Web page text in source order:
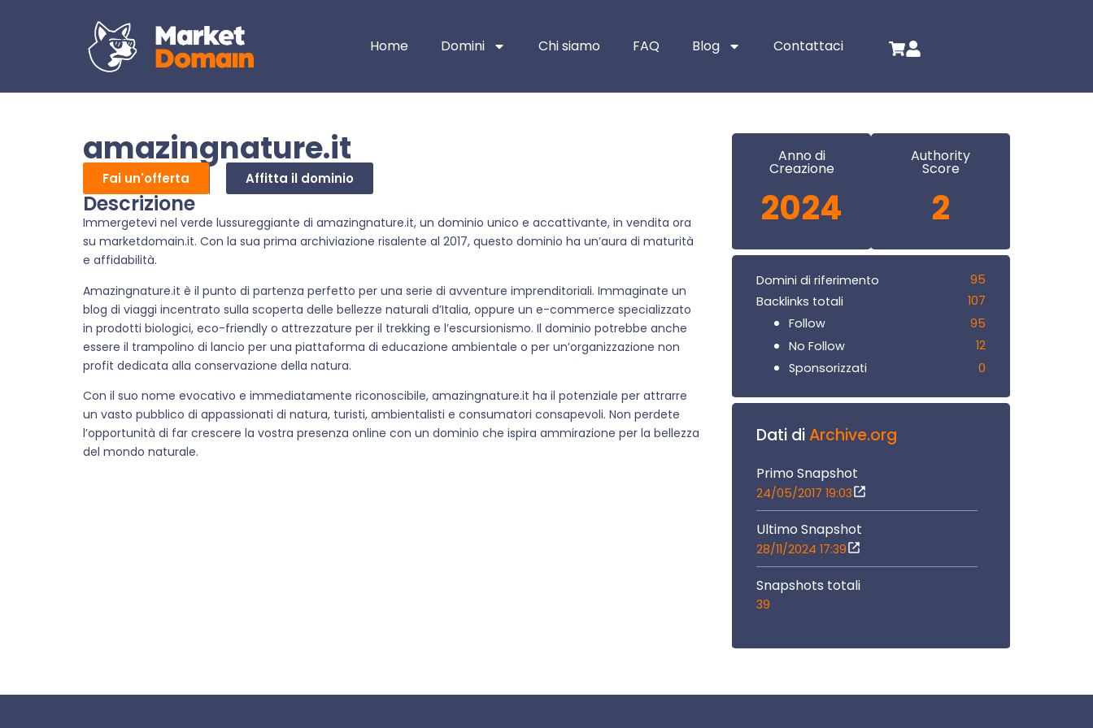
Home Domini Chi siamo FAQ Blog Contattaci
amazingnature.it
Fai un'offerta Affitta il dominio
Descrizione
Immergetevi nel verde lussureggiante di amazingnature.it, un dominio unico e accattivante, in vendita ora
su marketdomain.it. Con la sua prima archiviazione risalente al 2017, questo dominio ha un’aura di maturità
e affidabilità.
Amazingnature.it è il punto di partenza perfetto per una serie di avventure imprenditoriali. Immaginate un
blog di viaggi incentrato sulla scoperta delle bellezze naturali d’Italia, oppure un e-commerce specializzato
in prodotti biologici, eco-friendly o attrezzature per il trekking e l’escursionismo. Il dominio potrebbe anche
essere il trampolino di lancio per una piattaforma di educazione ambientale o per un’organizzazione non
profit dedicata alla conservazione della natura.
Con il suo nome evocativo e immediatamente riconoscibile, amazingnature.it ha il potenziale per attrarre
un vasto pubblico di appassionati di natura, turisti, ambientalisti e consumatori consapevoli. Non perdete
l’opportunità di far crescere la vostra presenza online con un dominio che ispira ammirazione per la bellezza
del mondo naturale.
Anno di
Creazione
2024
Authority
Score
2
Domini di riferimento
95
Backlinks totali
107
Follow
95
No Follow
12
Sponsorizzati
0
Dati diArchive.org
Primo Snapshot
24/05/2017 19:03
Ultimo Snapshot
28/11/2024 17:39
Snapshots totali
39